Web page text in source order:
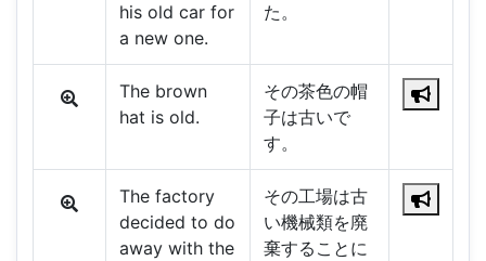
his old car for
a new one.
た。
The brown
hat is old.
その茶色の帽
子は古いで
す。
The factory
decided to do
away with the
その工場は古
い機械類を廃
棄することに